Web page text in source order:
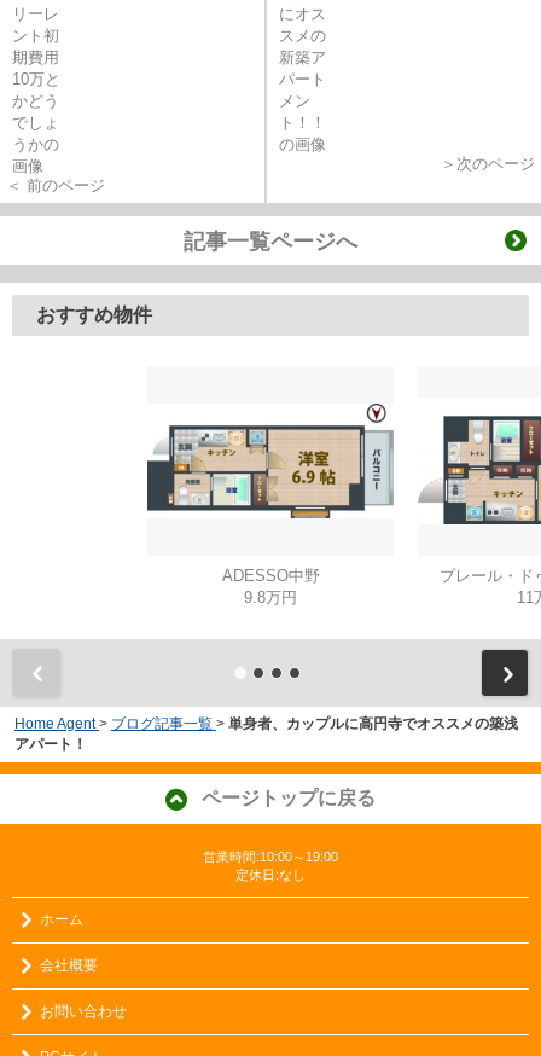
＜ 前のページ
＞次のページ
記事一覧ページへ
おすすめ物件
ADESSO中野
9.8万円
プレール・
11
Home Agent > ブログ記事一覧 > 単身者、カップルに高円寺でオススメの築浅
アパート！
ページトップに戻る
営業時間:10:00～19:00
定休日:なし
ホーム
会社概要
お問い合わせ